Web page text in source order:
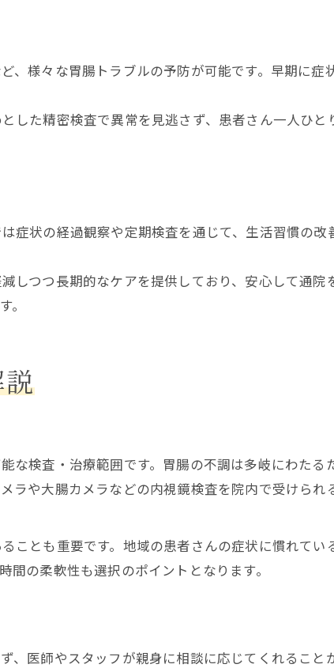
すい消化器内科のメリット
科で快適な検査を受ける方法
科で快適な生活をサポート
信を持てる消化器内科の活用法
、様々な胃腸トラブルの予防が可能です。早期に症
した精密検査で異常を見逃さず、患者さん一人ひ
症状の経過観察や定期検査を通じて、生活習慣の
しつつ長期的なケアを提供しており、安心して通院
。
な検査・治療範囲です。胃腸の不調は多岐にわたる
ラや大腸カメラなどの内視鏡検査を院内で受けられ
ことも重要です。地域の患者さんの症状に慣れてい
の柔軟性も選択のポイントとなります。
、医師やスタッフが親身に相談に応じてくれること